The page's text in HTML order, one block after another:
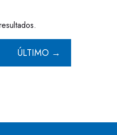
ÚLTIMO →